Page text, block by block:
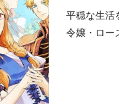
平穏な生活
令嬢・ロー